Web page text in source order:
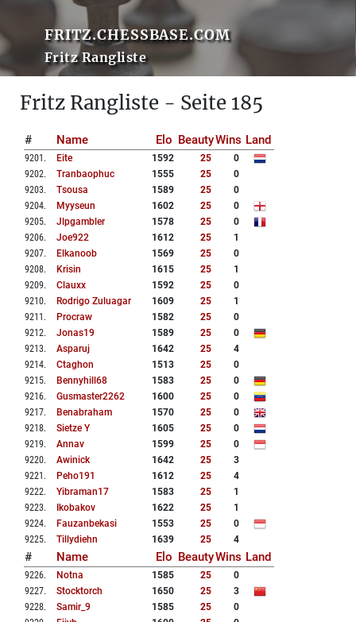
FRITZ.CHESSBASE.COM
Fritz Rangliste
Fritz Rangliste - Seite 185
# Name Elo BeautyWins Land
9201 . Eite 1592 25
0
9202. Tranbaophuc 1555 25
0
9203. Tsousa 1589 25
0
9204. Myyseun 1602 25
0
9205. Jlpgambler 1578 25
0
9206. Joe922 1612 25
1
9207. Elkanoob 1569 25
0
9208. Krisin 1615 25
1
9209. Clauxx 1592 25
0
9210. Rodrigo Zuluagar 1609 25
1
9211 . Procraw 1582 25
0
9212. Jonas19 1589 25
0
9213. Asparuj 1642 25
4
9214. Ctaghon 1513 25
0
9215. Bennyhill68 1583 25
0
9216. Gusmaster2262 1600 25
0
9217. Benabraham 1570 25
0
9218. Sietze Y 1605 25
0
9219. Annav 1599 25
0
9220. Awinick 1642 25
3
9221 . Peho191 1612 25
4
9222. Yibraman17 1583 25
1
9223. Ikobakov 1622 25
1
9224. Fauzanbekasi 1553 25
0
9225. Tillydiehn 1639 25 4
# Name Elo BeautyWins Land
9226. Notna 1585 25
0
9227. Stocktorch 1650 25
3
9228. Samir_9 1585 25
0